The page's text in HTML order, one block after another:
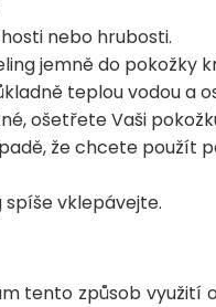
nebo hrubosti.
jemně do pokožky
teplou vodou a
ošetřete Vaši
že chcete použít
vklepávejte.
tento způsob využití